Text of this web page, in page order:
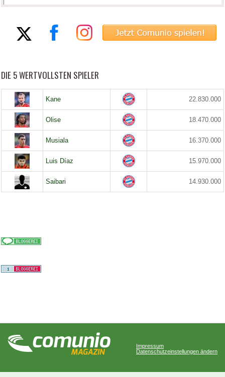
DIE 5 WERTVOLLSTEN SPIELER
Kane 22.830.000
Olise 18.470.000
Musiala 16.370.000
Luis Díaz 15.970.000
Saibari 14.930.000
Impressum
Datenschutzeinstellungen ändern